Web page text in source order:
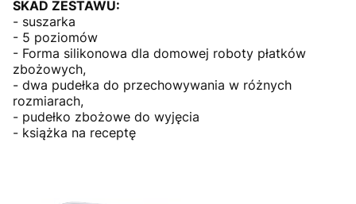
SKAD ZESTAWU:
- suszarka
- 5 poziomów
- Forma silikonowa dla domowej roboty płatków
zbożowych,
- dwa pudełka do przechowywania w różnych
rozmiarach,
- pudełko zbożowe do wyjęcia
- książka na receptę